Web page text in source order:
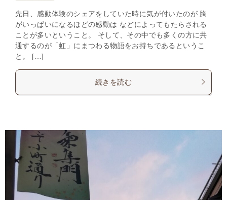
先日、感動体験のシェアをしていた時に気が付いたのが 胸
がいっぱいになるほどの感動は などによってもたらされる
ことが多いということ。 そして、その中でも多くの方に共
通するのが「虹」にまつわる物語をお持ちであるというこ
と。 […]
続きを読む